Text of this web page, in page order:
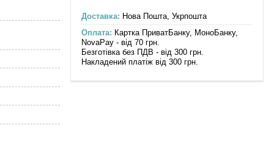
Доставка: Нова Пошта, Укрпошта
Оплата: Картка ПриватБанку, МоноБанку,
NovaPay - від 70 грн.
Безготівка без ПДВ - від 300 грн.
Накладений платіж від 300 грн.